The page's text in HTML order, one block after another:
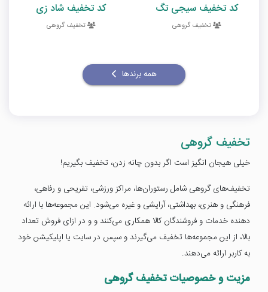
کد تخفیف سیجی تگ
تخفیف گروهی
کد تخفیف شاد زی
تخفیف گروهی
همه برندها
تخفیف گروهی
خیلی هیجان انگیز است اگر بدون چانه زدن، تخفیف بگیریم!
تخفیف‌های گروهی شامل رستوران‌ها، مراکز ورزشی، تفریحی و رفاهی،
فرهنگی و هنری، بهداشتی، آرایشی و غیره می‌شود. این مجموعه‌ها با ارائه
دهنده خدمات و فروشندگان کالا همکاری می‌کنند و و در ازای فروش تعداد
بالا، از این مجموعه‌ها تخفیف می‌گیرند و سپس در سایت یا اپلیکیشن خود
به کاربر ارائه می‌دهند.
مزیت و خصوصیات تخفیف گروهی